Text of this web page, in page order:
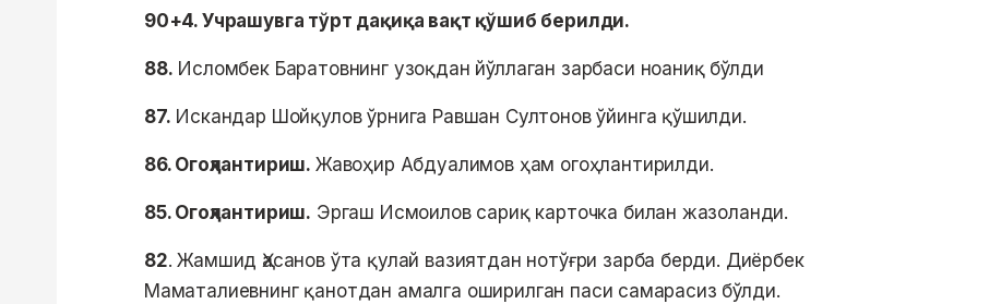
90+4. Учрашувга тўрт дақиқа вақт қўшиб берилди.
88. Исломбек Баратовнинг узоқдан йўллаган зарбаси ноаниқ бўлди
87. Искандар Шойқулов ўрнига Равшан Султонов ўйинга қўшилди.
86. Огоҳлантириш. Жавоҳир Абдуалимов ҳам огоҳлантирилди.
85. Огоҳлантириш. Эргаш Исмоилов сариқ карточка билан жазоланди.
82. Жамшид Ҳасанов ўта қулай вазиятдан нотўғри зарба берди. Диёрбек
Маматалиевнинг қанотдан амалга оширилган паси самарасиз бўлди.